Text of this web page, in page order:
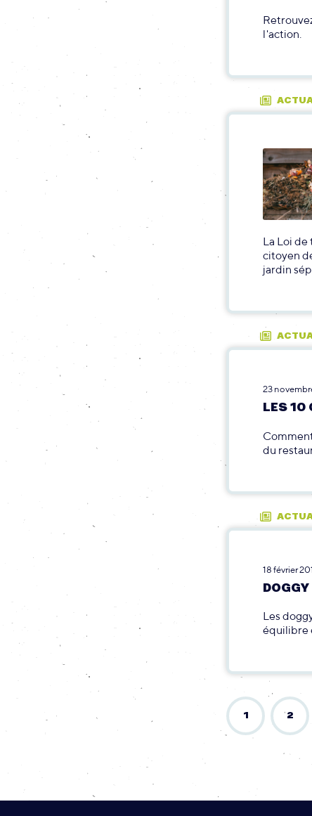
l'action.
La Loi de
citoyen
jardin
23
LES 10
du
18 février
Les
équilibre
1 2